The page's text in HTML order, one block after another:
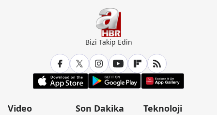
Bizi Takip Edin
Video Son Dakika Teknoloji